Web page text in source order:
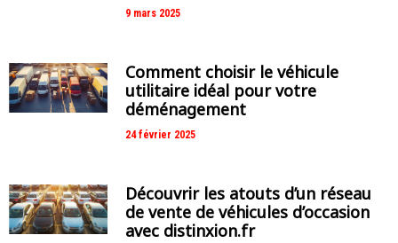
9 mars 2025
Comment choisir le véhicule
utilitaire idéal pour votre
déménagement
24 février 2025
Découvrir les atouts d’un réseau
de vente de véhicules d’occasion
avec distinxion.fr